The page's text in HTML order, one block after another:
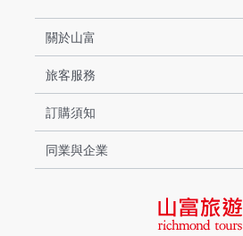
關於山富
旅客服務
訂購須知
同業與企業